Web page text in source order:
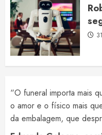
“O funeral importa mais
o amor e o físico mais
da embalagem, que